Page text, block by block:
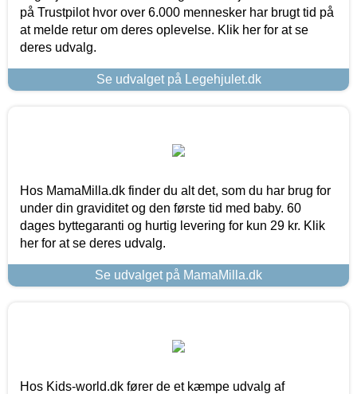
på Trustpilot hvor over 6.000 mennesker har brugt tid på
at melde retur om deres oplevelse. Klik her for at se
deres udvalg.
Se udvalget på Legehjulet.dk
Hos MamaMilla.dk finder du alt det, som du har brug for
under din graviditet og den første tid med baby. 60
dages byttegaranti og hurtig levering for kun 29 kr. Klik
her for at se deres udvalg.
Se udvalget på MamaMilla.dk
Hos Kids-world.dk fører de et kæmpe udvalg af